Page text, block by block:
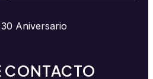
Aniversario
CONTACTO